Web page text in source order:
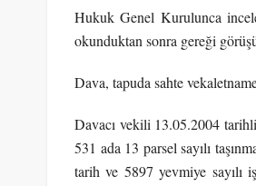
Hukuk Genel Kurulunca
okunduktan sonra gereği
Dava, tapuda sahte
Davacı vekili 13.05.2004
531 ada 13 parsel sayılı
tarih ve 5897 yevmiye sayılı